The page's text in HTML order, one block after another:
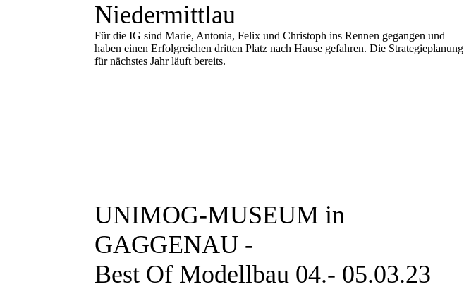
Niedermittlau
Für die IG sind Marie, Antonia, Felix und Christoph ins Rennen gegangen und
haben einen Erfolgreichen dritten Platz nach Hause gefahren. Die Strategieplanung
für nächstes Jahr läuft bereits.
UNIMOG-MUSEUM in
GAGGENAU -
Best Of Modellbau 04.- 05.03.23